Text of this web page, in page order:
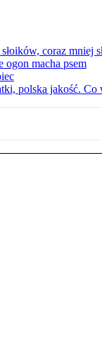
coraz mniej
ogon macha psem
polska jakość. Co